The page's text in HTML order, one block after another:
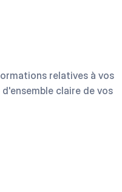
relatives à vos
claire de vos